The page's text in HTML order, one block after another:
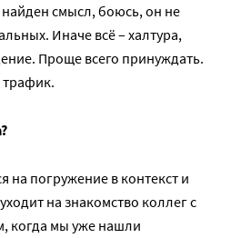
смысл, боюсь, он не
Иначе всё – халтура,
Проще всего принуждать.
на погружение в контекст и
на знакомство коллег с
когда мы уже нашли